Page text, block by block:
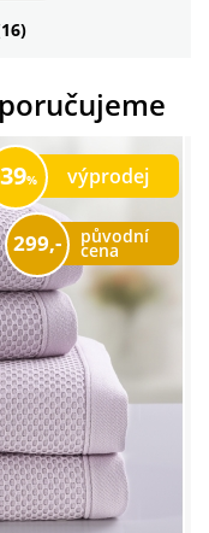
výprodej
39
původní
cena
299,-